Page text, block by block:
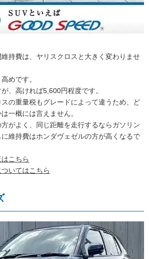
持費は、ヤリスクロスと大きく変わりませ
めです。
、高ければ5,600円程度です。
の重量税もグレードによって違うため、ど
一概には言えません。
がよく、同じ距離を走行するならガソリン
維持費はホンダヴェゼルの方が高くなるで
こちら
いてはこちら